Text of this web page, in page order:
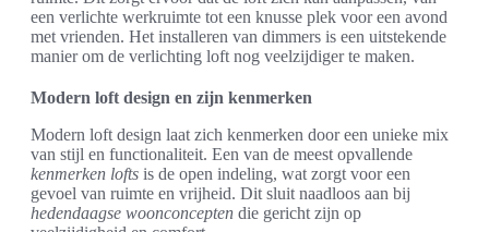
een verlichte werkruimte tot een knusse plek voor een avond
met vrienden. Het installeren van dimmers is een uitstekende
manier om de verlichting loft nog veelzijdiger te maken.
Modern loft design en zijn kenmerken
Modern loft design laat zich kenmerken door een unieke mix
van stijl en functionaliteit. Een van de meest opvallende
kenmerken lofts is de open indeling, wat zorgt voor een
gevoel van ruimte en vrijheid. Dit sluit naadloos aan bij
hedendaagse woonconcepten die gericht zijn op